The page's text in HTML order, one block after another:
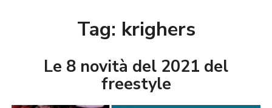
Tag: krighers
Le 8 novità del 2021 del
freestyle